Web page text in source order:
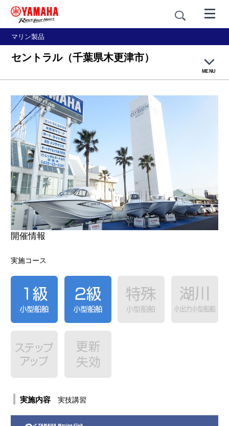
マリン製品
セントラル（千葉県木更津市）
MENU
ヤマハボート免許教室について
船舶免許の取り方
講習内容
会場紹介
お申込み方法
体験レポート
合格者の声
開催情報
実施コース
実施内容 実技講習